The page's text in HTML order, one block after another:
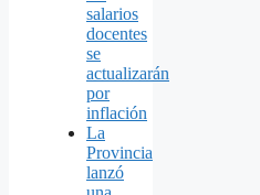
salarios
docentes
se
actualizarán
por
inflación
La
Provincia
lanzó